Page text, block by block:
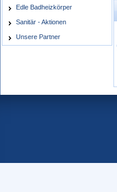
Edle Badheizkörper
Sanitär - Aktionen
Unsere Partner